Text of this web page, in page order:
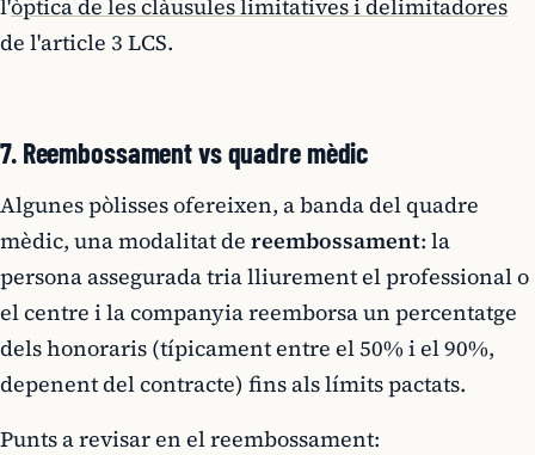
l'òptica de les clàusules limitatives i delimitadores
de l'article 3 LCS.
7. Reembossament vs quadre mèdic
Algunes pòlisses ofereixen, a banda del quadre
mèdic, una modalitat de reembossament: la
persona assegurada tria lliurement el professional o
el centre i la companyia reemborsa un percentatge
dels honoraris (típicament entre el 50% i el 90%,
depenent del contracte) fins als límits pactats.
Punts a revisar en el reembossament: